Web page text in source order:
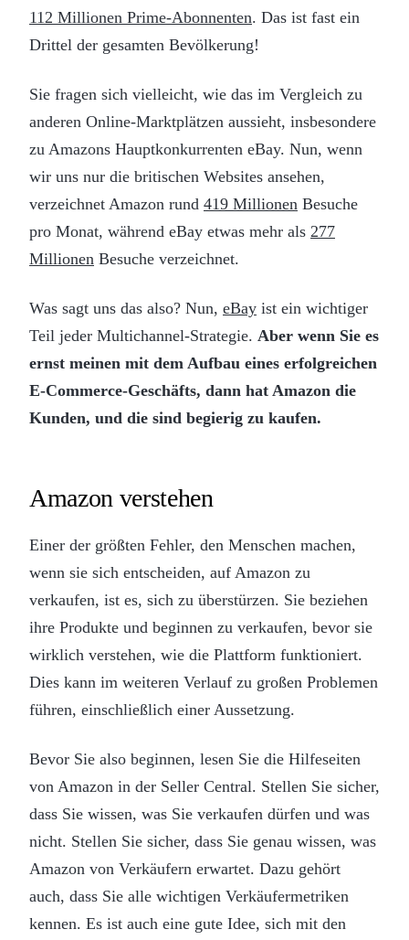
112 Millionen Prime-Abonnenten. Das ist fast ein
Drittel der gesamten Bevölkerung!
Sie fragen sich vielleicht, wie das im Vergleich zu
anderen Online-Marktplätzen aussieht, insbesondere
zu Amazons Hauptkonkurrenten eBay. Nun, wenn
wir uns nur die britischen Websites ansehen,
verzeichnet Amazon rund 419 Millionen Besuche
pro Monat, während eBay etwas mehr als 277
Millionen Besuche verzeichnet.
Was sagt uns das also? Nun, eBay ist ein wichtiger
Teil jeder Multichannel-Strategie. Aber wenn Sie es
ernst meinen mit dem Aufbau eines erfolgreichen
E-Commerce-Geschäfts, dann hat Amazon die
Kunden, und die sind begierig zu kaufen.
Amazon verstehen
Einer der größten Fehler, den Menschen machen,
wenn sie sich entscheiden, auf Amazon zu
verkaufen, ist es, sich zu überstürzen. Sie beziehen
ihre Produkte und beginnen zu verkaufen, bevor sie
wirklich verstehen, wie die Plattform funktioniert.
Dies kann im weiteren Verlauf zu großen Problemen
führen, einschließlich einer Aussetzung.
Bevor Sie also beginnen, lesen Sie die Hilfeseiten
von Amazon in der Seller Central. Stellen Sie sicher,
dass Sie wissen, was Sie verkaufen dürfen und was
nicht. Stellen Sie sicher, dass Sie genau wissen, was
Amazon von Verkäufern erwartet. Dazu gehört
auch, dass Sie alle wichtigen Verkäufermetriken
kennen. Es ist auch eine gute Idee, sich mit den